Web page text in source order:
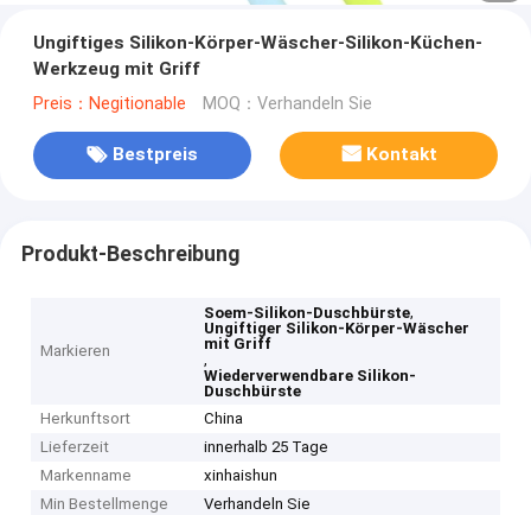
Ungiftiges Silikon-Körper-Wäscher-Silikon-Küchen-
Werkzeug mit Griff
Preis：Negitionable MOQ：Verhandeln Sie
Bestpreis Kontakt
Produkt-Beschreibung
Markieren
Soem-Silikon-Duschbürste,
Ungiftiger Silikon-Körper-Wäscher
mit Griff
,
Wiederverwendbare Silikon-
Duschbürste
Herkunftsort
China
Lieferzeit
innerhalb 25 Tage
Markenname
xinhaishun
Min Bestellmenge
Verhandeln Sie